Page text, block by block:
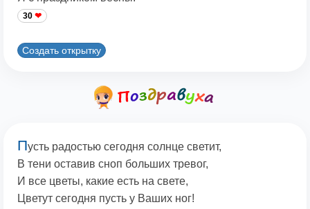
30
Создать открытку
Пусть радостью сегодня солнце светит,
В тени оставив сноп больших тревог,
И все цветы, какие есть на свете,
Цветут сегодня пусть у Ваших ног!